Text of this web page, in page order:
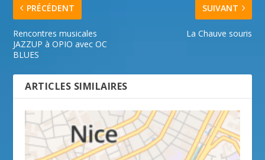
PRÉCÉDENT
Rencontres musicales
JAZZUP à OPIO avec OC
BLUES
SUIVANT
La Chauve souris
ARTICLES SIMILAIRES